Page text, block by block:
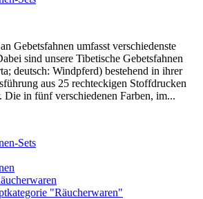
Gebetsfahnen umfasst verschiedenste
sind unsere Tibetische Gebetsfahnen
deutsch: Windpferd) bestehend in ihrer
aus 25 rechteckigen Stoffdrucken
Die in fünf verschiedenen Farben, im...
Sets
"Räucherwaren"